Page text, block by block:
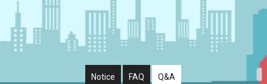
Notice FAQ Q&A